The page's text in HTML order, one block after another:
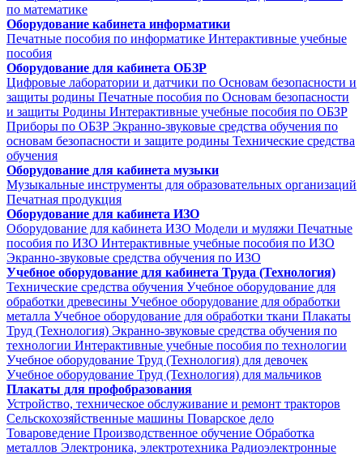
по математике
Оборудование кабинета информатики
Печатные пособия по информатике Интерактивные учебные
пособия
Оборудование для кабинета ОБЗР
Цифровые лаборатории и датчики по Основам безопасности и
защиты родины Печатные пособия по Основам безопасности
и защиты Родины Интерактивные учебные пособия по ОБЗР
Приборы по ОБЗР Экранно-звуковые средства обучения по
основам безопасности и защите родины Технические средства
обучения
Оборудование для кабинета музыки
Музыкальные инструменты для образовательных организаций
Печатная продукция
Оборудование для кабинета ИЗО
Оборудование для кабинета ИЗО Модели и муляжи Печатные
пособия по ИЗО Интерактивные учебные пособия по ИЗО
Экранно-звуковые средства обучения по ИЗО
Учебное оборудование для кабинета Труда (Технология)
Технические средства обучения Учебное оборудование для
обработки древесины Учебное оборудование для обработки
металла Учебное оборудование для обработки ткани Плакаты
Труд (Технология) Экранно-звуковые средства обучения по
технологии Интерактивные учебные пособия по технологии
Учебное оборудование Труд (Технология) для девочек
Учебное оборудование Труд (Технология) для мальчиков
Плакаты для профобразования
Устройство, техническое обслуживание и ремонт тракторов
Сельскохозяйственные машины Поварское дело
Товароведение Производственное обучение Обработка
металлов Электроника, электротехника Радиоэлектронные